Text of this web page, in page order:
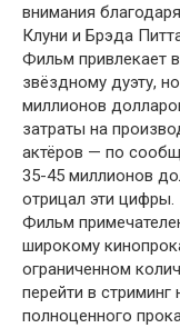
внимания
Клуни и Брэда
Фильм привлекает
звёздному дуэту,
миллионов
затраты на
актёров — по
35-45 миллионов
отрицал эти цифры.
Фильм
широкому
ограниченном
перейти в стриминг
полноценного